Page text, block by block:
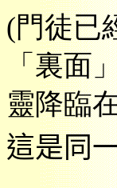
(門徒已
「裏面
靈降臨
這是同